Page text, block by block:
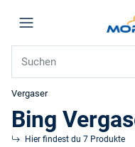
Vergaser
Bing
Hier findest du 7 Produkte